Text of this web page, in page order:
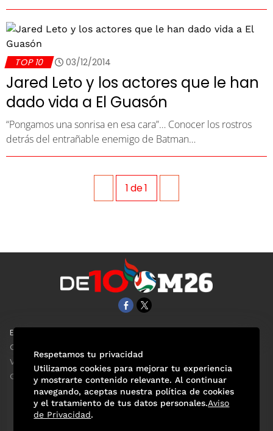
TOP 10 03/12/2014
Jared Leto y los actores que le han
dado vida a El Guasón
“Pongamos una sonrisa en esa cara”… Conocer los rostros
detrás del entrañable enemigo de Batman…
1de1
EL UNIVERSAL
Clase
ViveUSA
Confabulario
Respetamos tu privacidad
Utilizamos cookies para mejorar tu experiencia
y mostrarte contenido relevante. Al continuar
navegando, aceptas nuestra política de cookies
y el tratamiento de tus datos personales.Aviso
de Privacidad.